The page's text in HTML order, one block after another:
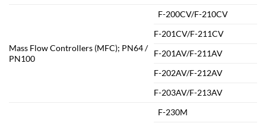
Mass Flow Controllers (MFC); PN64 /
PN100
F-200CV/F-210CV
F-201CV/F-211CV
F-201AV/F-211AV
F-202AV/F-212AV
F-203AV/F-213AV
F-230M